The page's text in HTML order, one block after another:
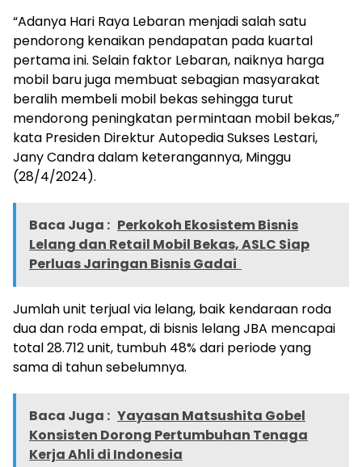
“Adanya Hari Raya Lebaran menjadi salah satu
pendorong kenaikan pendapatan pada kuartal
pertama ini. Selain faktor Lebaran, naiknya harga
mobil baru juga membuat sebagian masyarakat
beralih membeli mobil bekas sehingga turut
mendorong peningkatan permintaan mobil bekas,”
kata Presiden Direktur Autopedia Sukses Lestari,
Jany Candra dalam keterangannya, Minggu
(28/4/2024).
Baca Juga : Perkokoh Ekosistem Bisnis
Lelang dan Retail Mobil Bekas, ASLC Siap
Perluas Jaringan Bisnis Gadai
Jumlah unit terjual via lelang, baik kendaraan roda
dua dan roda empat, di bisnis lelang JBA mencapai
total 28.712 unit, tumbuh 48% dari periode yang
sama di tahun sebelumnya.
Baca Juga : Yayasan Matsushita Gobel
Konsisten Dorong Pertumbuhan Tenaga
Kerja Ahli di Indonesia